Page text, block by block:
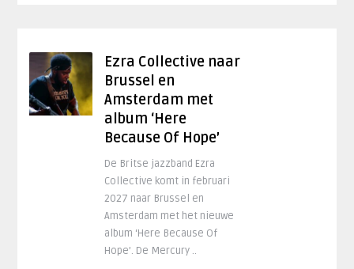
Ezra Collective naar
Brussel en
Amsterdam met
album ‘Here
Because Of Hope’
De Britse jazzband Ezra
Collective komt in februari
2027 naar Brussel en
Amsterdam met het nieuwe
album ‘Here Because Of
Hope’. De Mercury ..